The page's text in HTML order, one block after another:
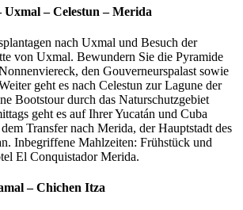
Uxmal – Celestun – Merida
nach Uxmal und Besuch der
von Uxmal. Bewundern Sie die Pyramide
den Gouverneurspalast sowie
geht es nach Celestun zur Lagune der
Bootstour durch das Naturschutzgebiet
geht es auf Ihrer Yucatán und Cuba
Transfer nach Merida, der Hauptstadt des
Inbegriffene Mahlzeiten: Frühstück und
El Conquistador Merida.
– Chichen Itza